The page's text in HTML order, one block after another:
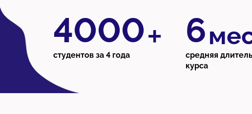
4000+
студентов за 4 года
6
средняя
курса